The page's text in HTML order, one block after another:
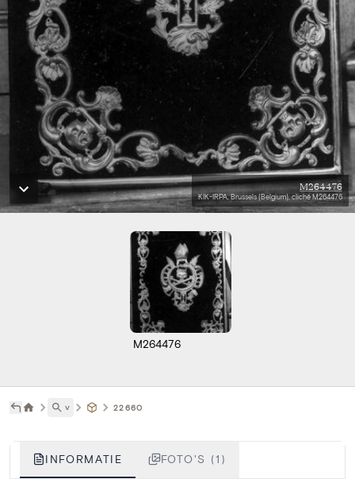
M264476
KIK-IRPA, Brussels (Belgium), cliché M264476
M264476
˅ 22660
INFORMATIE FOTO'S (1)